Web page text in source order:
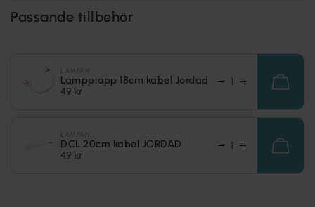
Passande tillbehör
Lamppropp 18cm kabel Jordad
49 kr
DCL 20cm kabel JORDAD
49 kr